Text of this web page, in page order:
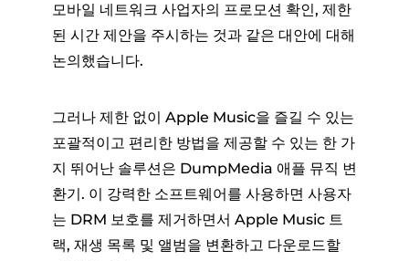
모바일 네트워크 사업자의 프로모션 확인, 제한
된 시간 제안을 주시하는 것과 같은 대안에 대해
논의했습니다.
그러나 제한 없이 Apple Music을 즐길 수 있는
포괄적이고 편리한 방법을 제공할 수 있는 한 가
지 뛰어난 솔루션은 DumpMedia 애플 뮤직 변
환기. 이 강력한 소프트웨어를 사용하면 사용자
는 DRM 보호를 제거하면서 Apple Music 트
랙, 재생 목록 및 앨범을 변환하고 다운로드할